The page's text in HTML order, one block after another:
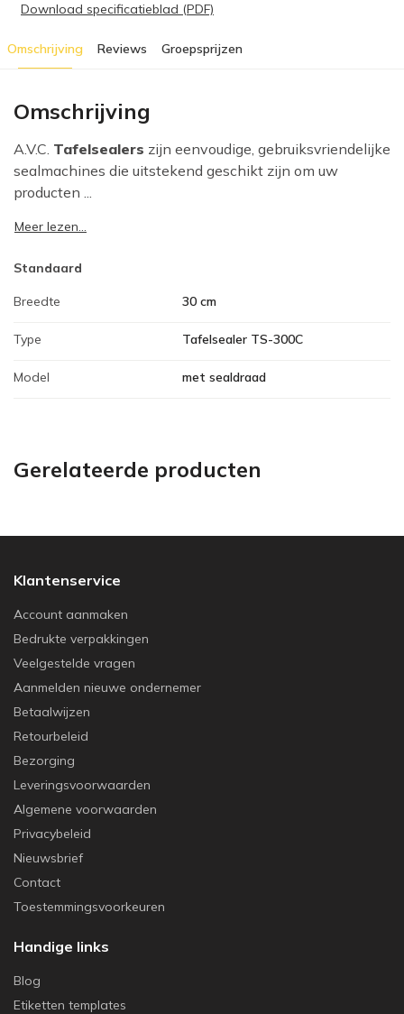
Download specificatieblad (PDF)
Omschrijving Reviews Groepsprijzen
Omschrijving
A.V.C. Tafelsealers zijn eenvoudige, gebruiksvriendelijke
sealmachines die uitstekend geschikt zijn om uw
producten ...
Meer lezen...
Standaard
Breedte 30 cm
Type Tafelsealer TS-300C
Model met sealdraad
Gerelateerde producten
Klantenservice
Account aanmaken
Bedrukte verpakkingen
Veelgestelde vragen
Aanmelden nieuwe ondernemer
Betaalwijzen
Retourbeleid
Bezorging
Leveringsvoorwaarden
Algemene voorwaarden
Privacybeleid
Nieuwsbrief
Contact
Toestemmingsvoorkeuren
Handige links
Blog
Etiketten templates